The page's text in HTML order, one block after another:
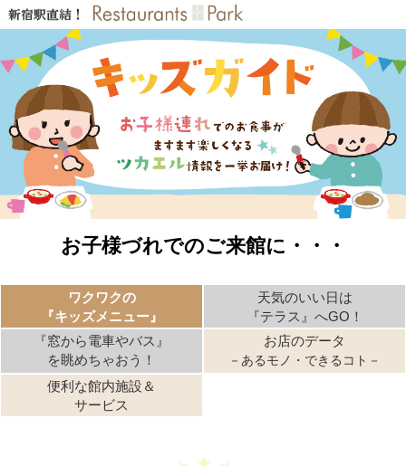
新宿駅直結！
お子様づれでのご来館に・・・
ワクワクの
『キッズメニュー』
天気のいい日は
『テラス』へGO！
『窓から電車やバス』
を眺めちゃおう！
お店のデータ
－あるモノ・できるコト－
便利な館内施設＆
サービス